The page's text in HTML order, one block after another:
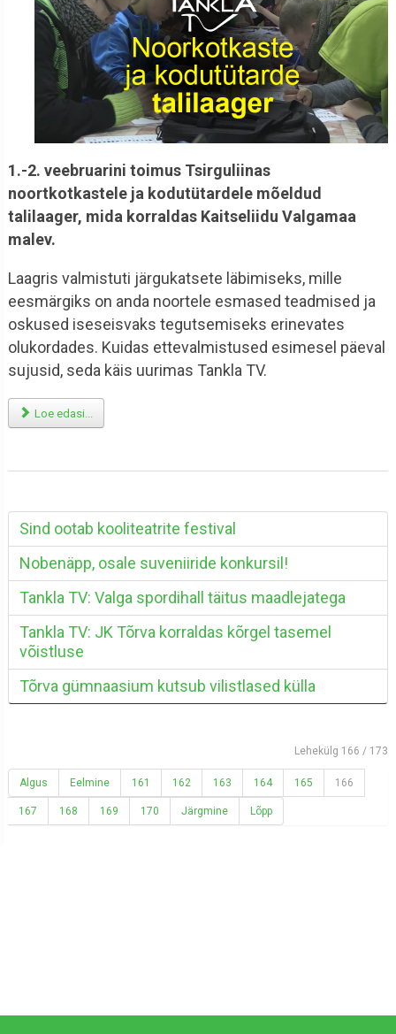
1.-2. veebruarini toimus Tsirguliinas
noortkotkastele ja kodutütardele mõeldud
talilaager, mida korraldas Kaitseliidu Valgamaa
malev.
Laagris valmistuti järgukatsete läbimiseks, mille
eesmärgiks on anda noortele esmased teadmised ja
oskused iseseisvaks tegutsemiseks erinevates
olukordades. Kuidas ettevalmistused esimesel päeval
sujusid, seda käis uurimas Tankla TV.
Loe edasi...
Sind ootab kooliteatrite festival
Nobenäpp, osale suveniiride konkursil!
Tankla TV: Valga spordihall täitus maadlejatega
Tankla TV: JK Tõrva korraldas kõrgel tasemel
võistluse
Tõrva gümnaasium kutsub vilistlased külla
Lehekülg 166 / 173
Algus Eelmine 161 162 163 164 165 166
167 168 169 170 Järgmine Lõpp